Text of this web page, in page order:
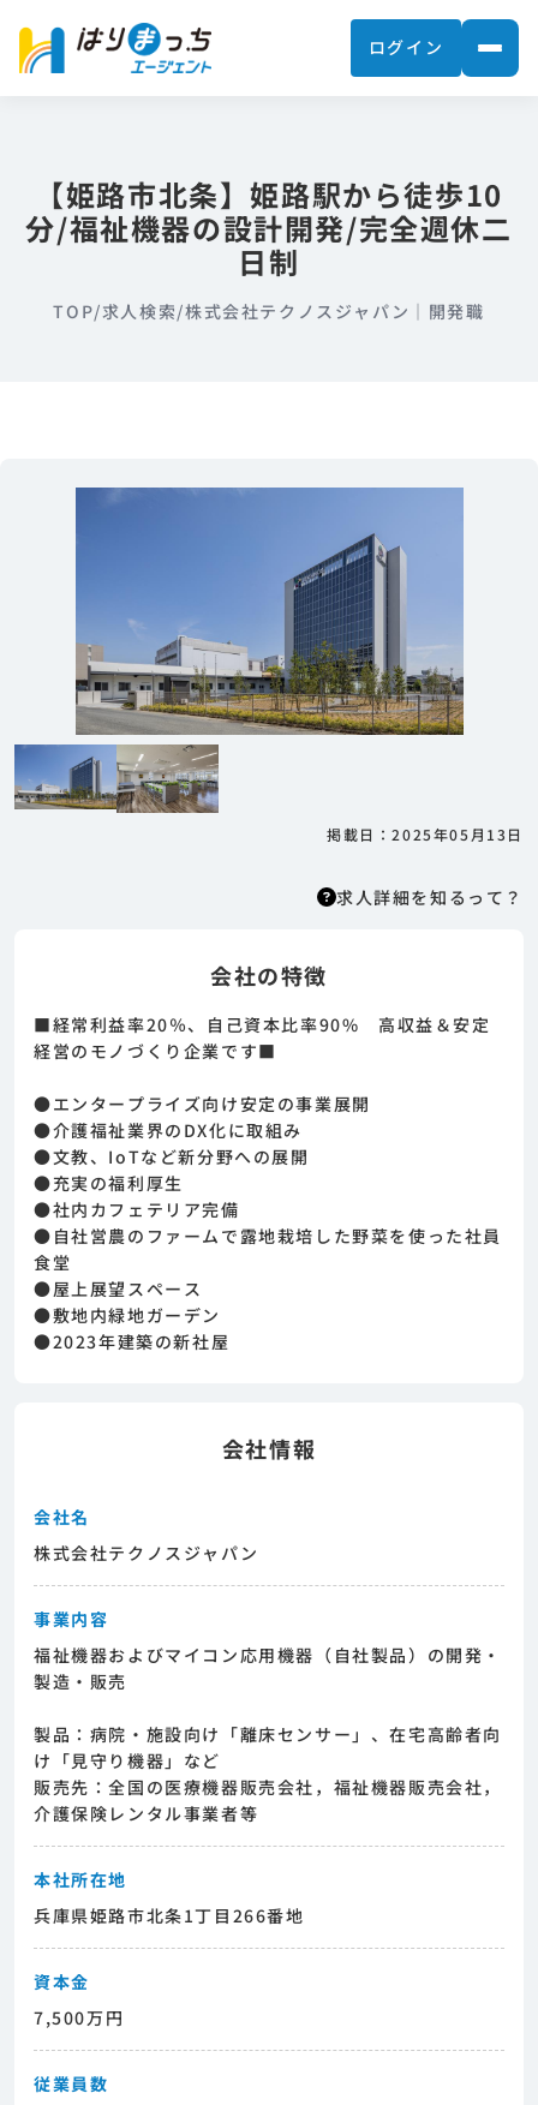
ログイン
【姫路市北条】姫路駅から徒歩10
分/福祉機器の設計開発/完全週休二
日制
TOP/求人検索/株式会社テクノスジャパン｜開発職
掲載日：2025年05月13日
求人詳細を知るって？
求人詳細を知るって？
人紹介サービスのため、 応募に際してはまずエ
ージェントとの面談が必要になります。そのた
ます。その後正式な求人応募へと進んでいただ
きます。
会社の特徴
■経常利益率20％、自己資本比率90% 高収益＆安定
経営のモノづくり企業です■
●エンタープライズ向け安定の事業展開
●介護福祉業界のDX化に取組み
●文教、IoTなど新分野への展開
●充実の福利厚生
●社内カフェテリア完備
●自社営農のファームで露地栽培した野菜を使った社員
食堂
●屋上展望スペース
●敷地内緑地ガーデン
●2023年建築の新社屋
会社情報
会社名
株式会社テクノスジャパン
事業内容
福祉機器およびマイコン応用機器（自社製品）の開発・
製造・販売
製品：病院・施設向け「離床センサー」、在宅高齢者向
け「見守り機器」など
販売先：全国の医療機器販売会社，福祉機器販売会社，
介護保険レンタル事業者等
本社所在地
兵庫県姫路市北条1丁目266番地
資本金
7,500万円
従業員数